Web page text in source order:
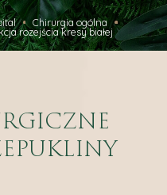
Chirurgia ogólna
rozejścia kresy białej